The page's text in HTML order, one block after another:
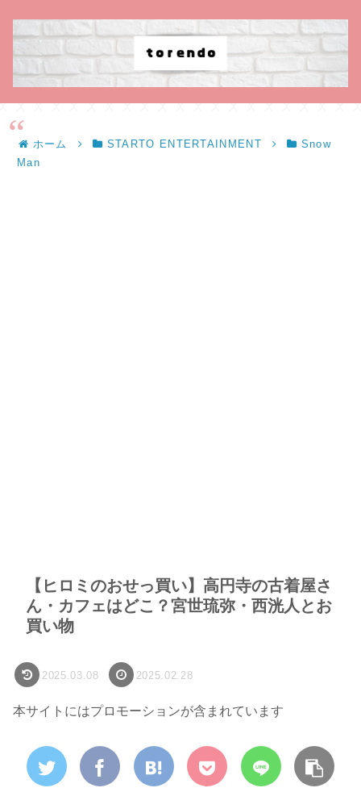
ホーム STARTO ENTERTAINMENT
Snow
Man
【ヒロミのおせっ買い】高円寺の古着屋さ
ん・カフェはどこ？宮世琉弥・西洸人とお
買い物
2025.03.08 2025.02.28
本サイトにはプロモーションが含まれています